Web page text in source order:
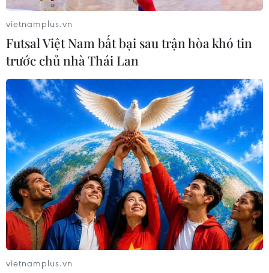
vietnamplus.vn
Futsal Việt Nam bất bại sau trận hòa khó tin
trước chủ nhà Thái Lan
vietnamplus.vn